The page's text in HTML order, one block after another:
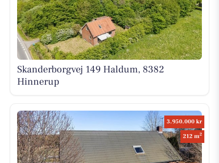
Skanderborgvej 149 Haldum, 8382
Hinnerup
3.950.000 kr
212 m2